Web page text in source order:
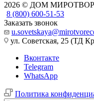
2026 © ДОМ
8 (800) 600-51-53
Заказать звонок
ул. Советская, 25 (ТД
Вконтакте
Telegram
WhatsApp
Политика